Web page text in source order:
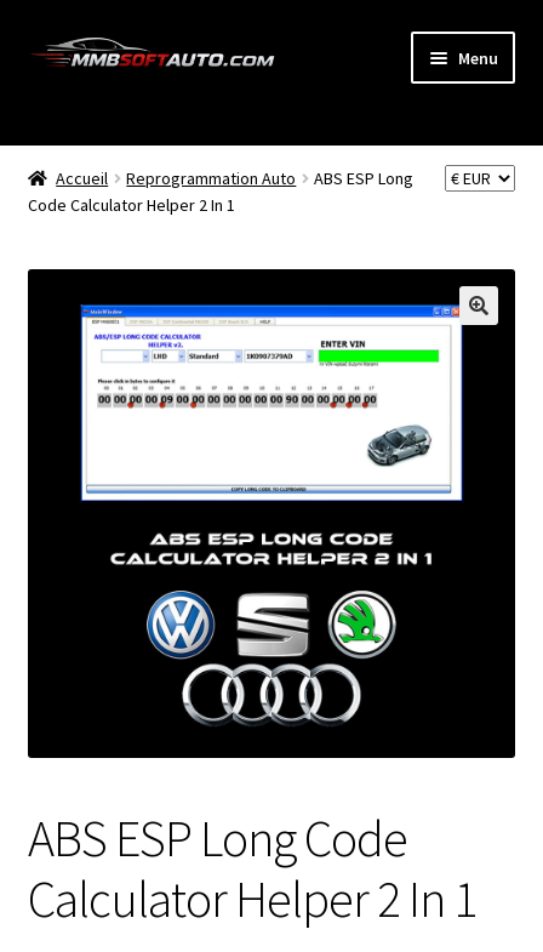
Aller
Aller
Menu
BOUTIQUE
Ouvrir
enfant
MON COMPTE
Accueil Reprogrammation Auto
ABS ESP Long
Code Calculator Helper 2 In 1
ABS ESP Long Code
Calculator Helper 2 In 1